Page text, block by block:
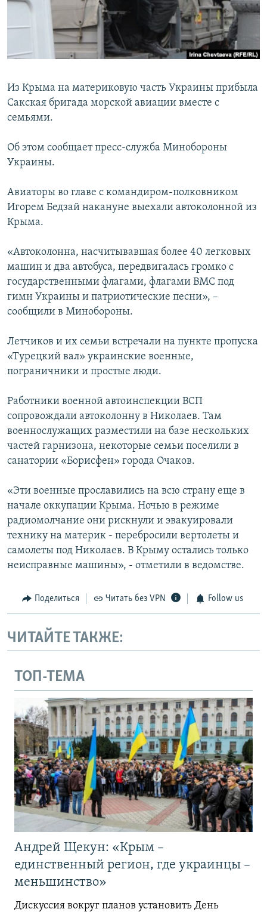
ПОБЕДИТЕЛЕЙ НЕ СУДЯТ?
КРЫМ.НЕПОКОРЕННЫЙ
ELIFBE
ПРИСОЕДИНЯЙТЕСЬ!
Все сайты RFE/RL
Из Крыма на материковую часть Украины прибыла
Сакская бригада морской авиации вместе с
семьями.
Об этом сообщает пресс-служба Минобороны
Украины.
Авиаторы во главе с командиром-полковником
Игорем Бедзай накануне выехали автоколонной из
Крыма.
«Автоколонна, насчитывавшая более 40 легковых
машин и два автобуса, передвигалась громко с
государственными флагами, флагами ВМС под
гимн Украины и патриотические песни», –
сообщили в Минобороны.
Летчиков и их семьи встречали на пункте пропуска
«Турецкий вал» украинские военные,
пограничники и простые люди.
Работники военной автоинспекции ВСП
сопровождали автоколонну в Николаев. Там
военнослужащих разместили на базе нескольких
частей гарнизона, некоторые семьи поселили в
санатории «Борисфен» города Очаков.
«Эти военные прославились на всю страну еще в
начале оккупации Крыма. Ночью в режиме
радиомолчание они рискнули и эвакуировали
технику на материк - перебросили вертолеты и
самолеты под Николаев. В Крыму остались только
неисправные машины», - отметили в ведомстве.
Поделиться Читать без VPN Follow us
ЧИТАЙТЕ ТАКЖЕ:
ТОП-ТЕМА
Андрей Щекун: «Крым –
единственный регион, где украинцы –
меньшинство»
Дискуссия вокруг планов установить День